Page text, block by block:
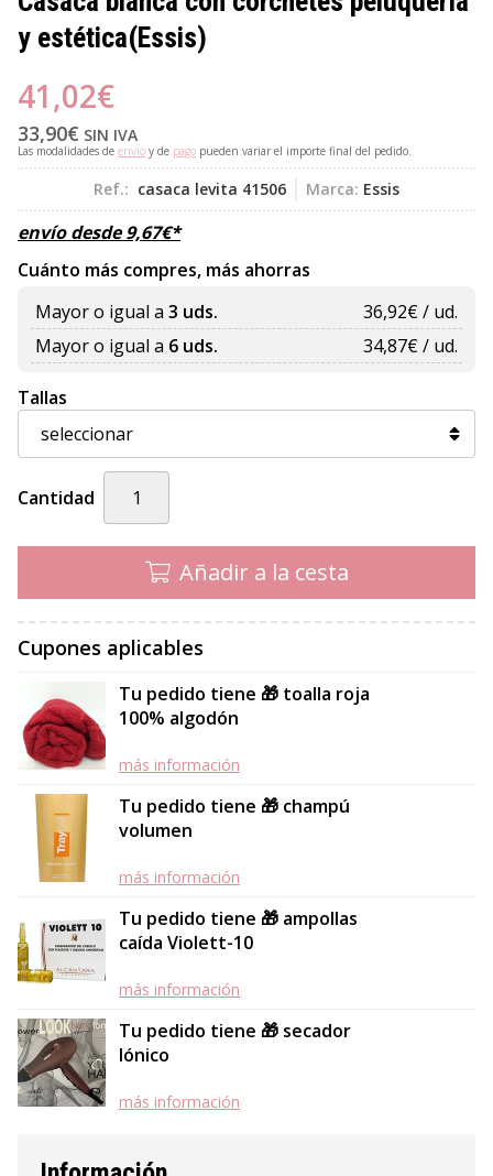
y estética(Essis)
41,02€
33,90€ SIN IVA
Las modalidades de envío y de pago pueden variar el importe final del pedido.
Ref.: casaca levita 41506 Marca: Essis
envío desde9,67€*
Cuánto más compres, más ahorras
Mayor o igual a 3 uds. 36,92€ / ud.
Mayor o igual a 6 uds. 34,87€ / ud.
Tallas
Cantidad
Añadir a la cesta
Cupones aplicables
Tu pedido tiene 🎁 toalla roja
100% algodón
más información
Tu pedido tiene 🎁 champú
volumen
más información
Tu pedido tiene 🎁 ampollas
caída Violett-10
más información
Tu pedido tiene 🎁 secador
Iónico
más información